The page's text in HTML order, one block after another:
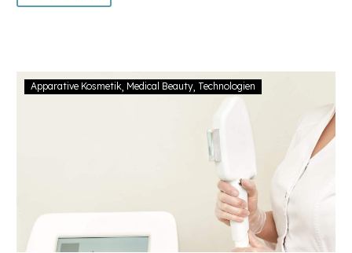
Apparative Kosmetik Medical Beauty Technologien